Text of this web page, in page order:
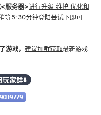
服务器>进行升级 维护 优化和
等5-30分钟登陆尝试下即可！
游戏， 建议加群获取最新游戏
玩家群⬇️